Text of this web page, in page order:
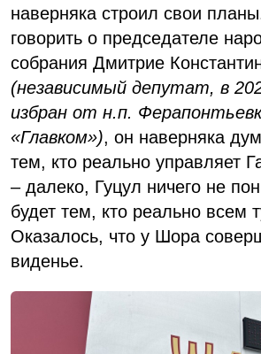
наверняка строил свои
говорить о председателе
собрания Дмитрие
(независимый депутат, в
избран от н.п.
«Главком»), он наверняка
тем, кто реально управляет
– далеко, Гуцул ничего не
будет тем, кто реально всем
Оказалось, что у Шора
виденье.